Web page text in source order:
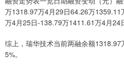
万1318.97万4月29日64.26万
万4月25日-138.79万1411.61万4月24
综上，瑞华技术当前两融余额
5%。